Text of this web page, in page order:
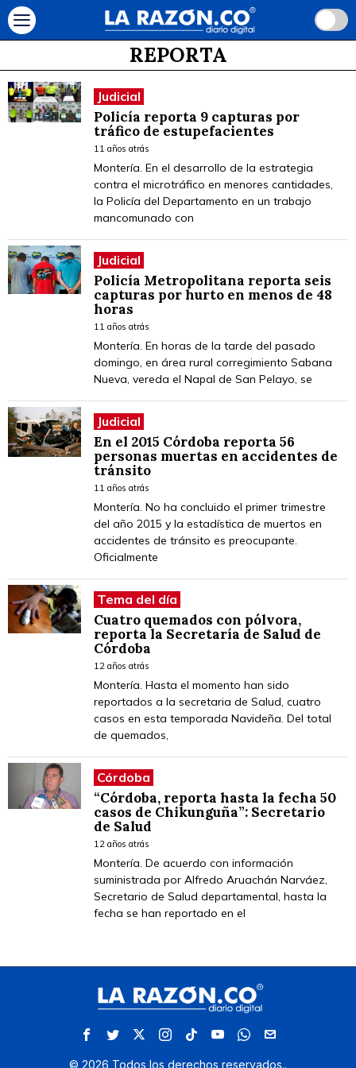
REPORTA
Judicial
Policía reporta 9 capturas por
tráfico de estupefacientes
11 años atrás
Montería. En el desarrollo de la estrategia
contra el microtráfico en menores cantidades,
la Policía del Departamento en un trabajo
mancomunado con
Judicial
Policía Metropolitana reporta seis
capturas por hurto en menos de 48
horas
11 años atrás
Montería. En horas de la tarde del pasado
domingo, en área rural corregimiento Sabana
Nueva, vereda el Napal de San Pelayo, se
Judicial
En el 2015 Córdoba reporta 56
personas muertas en accidentes de
tránsito
11 años atrás
Montería. No ha concluido el primer trimestre
del año 2015 y la estadística de muertos en
accidentes de tránsito es preocupante.
Oficialmente
Tema del día
Cuatro quemados con pólvora,
reporta la Secretaría de Salud de
Córdoba
12 años atrás
Montería. Hasta el momento han sido
reportados a la secretaria de Salud, cuatro
casos en esta temporada Navideña. Del total
de quemados,
Córdoba
“Córdoba, reporta hasta la fecha 50
casos de Chikunguña”: Secretario
de Salud
12 años atrás
Montería. De acuerdo con información
suministrada por Alfredo Aruachán Narváez,
Secretario de Salud departamental, hasta la
fecha se han reportado en el
© 2026 Todos los derechos reservados..